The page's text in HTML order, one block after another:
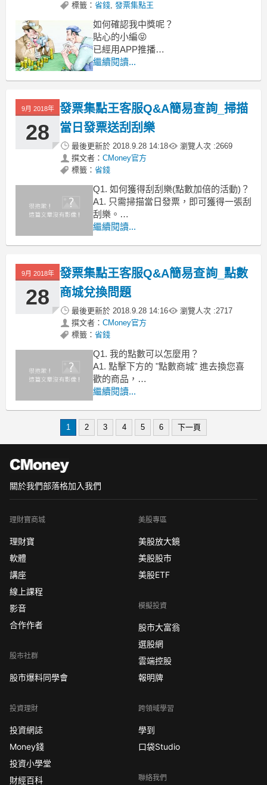
標籤： 省錢, 發票集點王
如何確認我中獎呢？
貼心的小編😝
已經用APP推播
通知各位有參加
繼續閱讀...
9月 2018年
28
發票集點王客服Q&A簡易查詢_掃描
當日發票送刮刮樂
最後更新於 2018.9.28 14:18 瀏覽人次 :2669
撰文者： CMoney官方
標籤： 省錢
Q1. 如何獲得刮刮樂(點數加倍的活動)？
A1. 只需掃描當日發票，即可獲得一張刮
刮樂。
樂，怎麼辦？
常，但點數會依刮刮樂的機率發送，您
的權益還是不會受損喔~~
繼續閱讀...
9月 2018年
28
發票集點王客服Q&A簡易查詢_點數
商城兌換問題
最後更新於 2018.9.28 14:16 瀏覽人次 :2717
撰文者： CMoney官方
標籤： 省錢
Q1. 我的點數可以怎麼用？
A1. 點擊下方的 "點數商城" 進去換您喜
歡的商品，
標題有寫抽獎的就是抽獎類商品，沒特
Q2.兌換的條碼在哪？ 或兌換紀錄在哪
繼續閱讀...
1 2 3 4 5 6 下一頁
關於我們部落格加入我們
理財寶商城
理財寶
軟體
講座
線上課程
影音
合作作者
股市社群
股市爆料同學會
投資理財
投資網誌
Money錢
投資小學堂
財經百科
美股專區
美股放大鏡
美股股市
美股ETF
模擬投資
股市大富翁
選股網
雲端控股
報明牌
跨領域學習
學到
口袋Studio
聯絡我們